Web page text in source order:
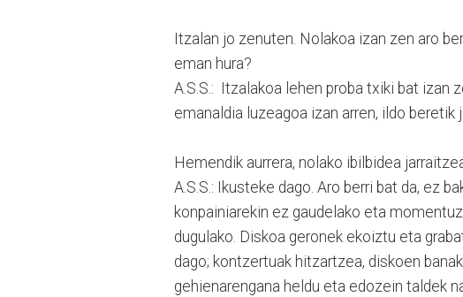
Itzalan jo zenuten. Nolakoa izan zen aro
eman hura?
A.S.S.: Itzalakoa lehen proba txiki bat izan
emanaldia luzeagoa izan arren, ildo beretik
Hemendik aurrera, nolako ibilbidea
A.S.S.: Ikusteke dago. Aro berri bat da, ez
konpainiarekin ez gaudelako eta
dugulako. Diskoa geronek ekoiztu eta
dago; kontzertuak hitzartzea, diskoen
gehienarengana heldu eta edozein taldek